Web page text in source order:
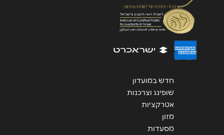
שליחה
חדש במועדון
שופינג וצרכנות
אטרקציות
מזון
מסעדות